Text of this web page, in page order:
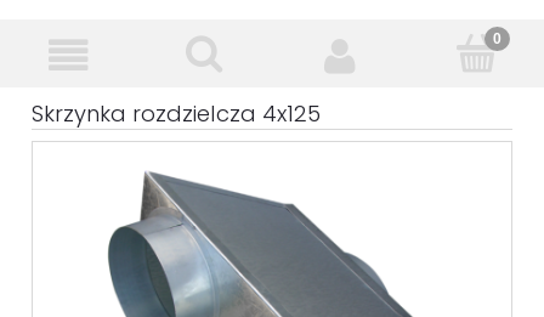
Skrzynka rozdzielcza 4x125